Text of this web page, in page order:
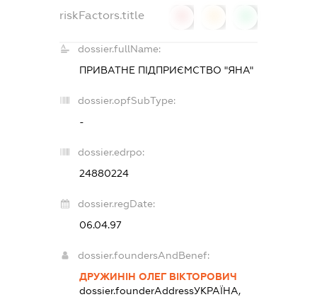
riskFactors.title
dossier.fullName:
ПРИВАТНЕ ПІДПРИЄМСТВО "ЯНА"
dossier.opfSubType:
-
dossier.edrpo:
24880224
dossier.regDate:
06.04.97
dossier.foundersAndBenef:
ДРУЖИНІН ОЛЕГ ВІКТОРОВИЧ
dossier.founderAddressУКРАЇНА,